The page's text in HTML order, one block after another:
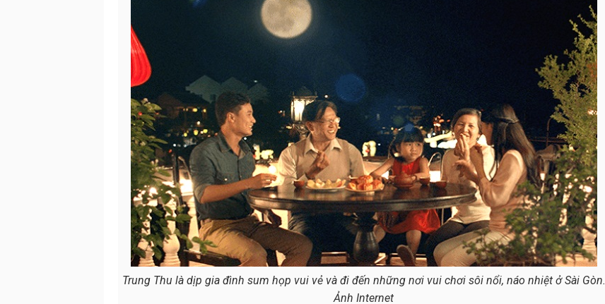
Trung Thu là dịp gia đình sum họp vui vẻ và đi đến những nơi vui chơi sôi nổi, náo nhiệt ở Sài Gòn.
Ảnh Internet